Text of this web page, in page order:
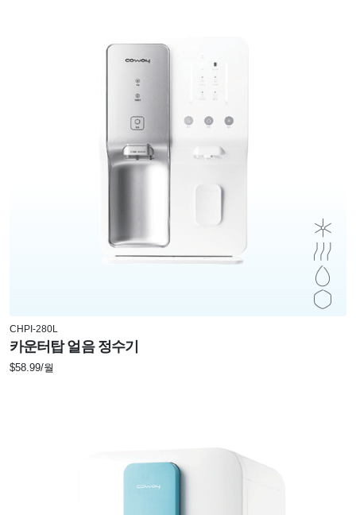
CHPI-280L
카운터탑 얼음 정수기
$58.99/월